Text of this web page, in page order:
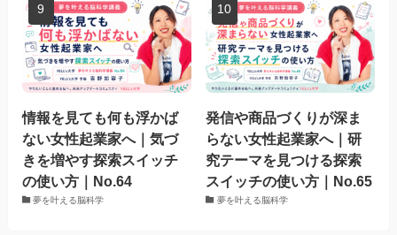
情報を見ても何も浮かば
ない女性起業家へ｜気づ
きを増やす探索スイッチ
の使い方｜No.64
夢を叶える脳科学
発信や商品づくりが深ま
らない女性起業家へ｜研
究テーマを見つける探索
スイッチの使い方｜No.65
夢を叶える脳科学